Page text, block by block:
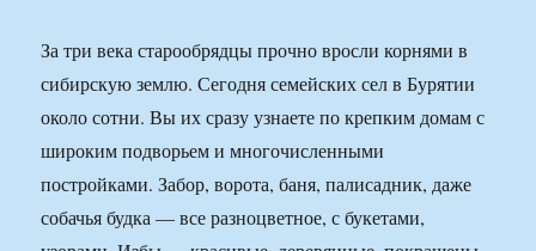
За три века старообрядцы прочно вросли корнями в
сибирскую землю. Сегодня семейских сел в Бурятии
около сотни. Вы их сразу узнаете по крепким домам с
широким подворьем и многочисленными
постройками. Забор, ворота, баня, палисадник, даже
собачья будка — все разноцветное, с букетами,